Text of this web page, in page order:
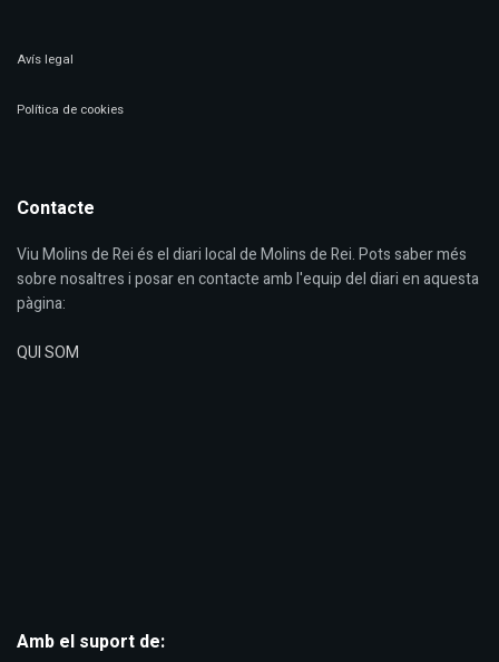
Avís legal
Política de cookies
Contacte
Viu Molins de Rei és el diari local de Molins de Rei. Pots saber més
sobre nosaltres i posar en contacte amb l'equip del diari en aquesta
pàgina:
QUI SOM
Amb el suport de: